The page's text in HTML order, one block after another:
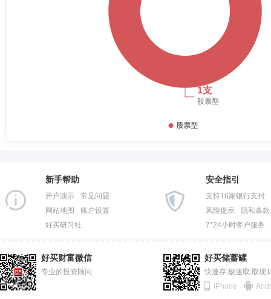
新手帮助
开户演示
常见问题
网站地图
账户设置
好买研习社
安全指引
支持16家银行支付
风险提示
隐私条款
7*24小时客户服务
好买财富微信
专业的投资顾问
好买储蓄罐
快速存;极速取;取现
iPhone